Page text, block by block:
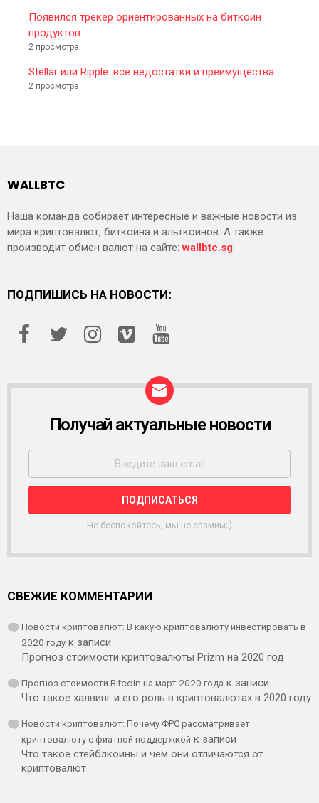
Появился трекер ориентированных на биткоин
продуктов
2 просмотра
Stellar или Ripple: все недостатки и преимущества
2 просмотра
WALLBTC
Наша команда собирает интересные и важные новости из
мира криптовалют, биткоина и альткоинов. А также
производит обмен валют на сайте:wallbtc.sg
ПОДПИШИСЬ НА НОВОСТИ:
С
Ы
Л
К
Получай актуальные новости
Не беспокойтесь, мы не спамим;)
СВЕЖИЕ КОММЕНТАРИИ
Новости криптовалют: В какую криптовалюту инвестировать в
2020 году к записи
Прогноз стоимости криптовалюты Prizm на 2020 год
Прогноз стоимости Bitcoin на март 2020 года к записи
Что такое халвинг и его роль в криптовалютах в 2020 году
Новости криптовалют: Почему ФРС рассматривает
криптовалюту с фиатной поддержкой к записи
Что такое стейблкоины и чем они отличаются от
криптовалют